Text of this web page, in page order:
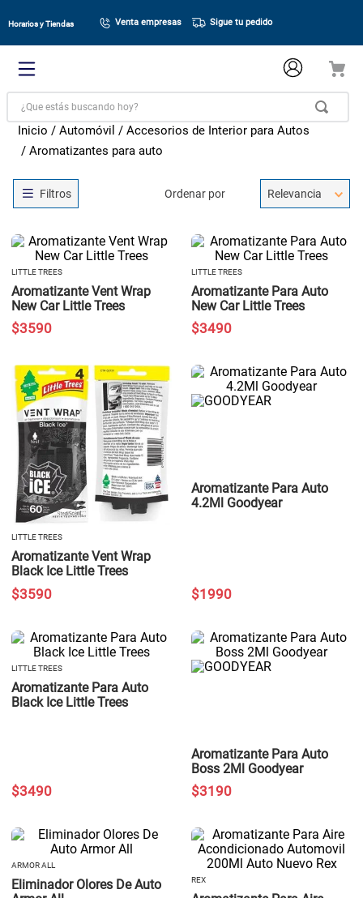
Horarios y Tiendas Venta empresas Sigue tu pedido
¿Que estás buscando hoy?
Automóvil
Accesorios de Interior para Autos
Aromatizantes para auto
Ordenar por Relevancia
LITTLE TREES
Aromatizante Vent Wrap
New Car Little Trees
$3590
LITTLE TREES
Aromatizante Para Auto
New Car Little Trees
$3490
LITTLE TREES
Aromatizante Vent Wrap
Black Ice Little Trees
$3590
Aromatizante Para Auto
4.2Ml Goodyear
$1990
LITTLE TREES
Aromatizante Para Auto
Black Ice Little Trees
$3490
Aromatizante Para Auto
Boss 2Ml Goodyear
$3190
ARMOR ALL
Eliminador Olores De Auto
REX